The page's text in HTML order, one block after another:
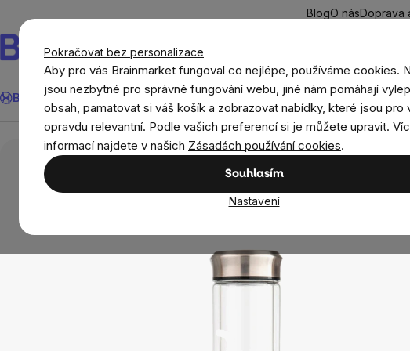
Pokračovat bez personalizace
Aby pro vás Brainmarket fungoval co nejlépe, používáme cookies.
jsou nezbytné pro správné fungování webu, jiné nám pomáhají
obsah, pamatovat si váš košík a zobrazovat nabídky, které jsou pro
opravdu relevantní. Podle vašich preferencí si je můžete upravit.
informací najdete v našich Zásadách používání cookies.
Souhlasím
Nastavení
obsah
BlogO násDoprava
Hledat
BrainMax® Léto Ušetři CíleDoplňky stravy a výživaNovinkyMuži
Domov Boxy na jídlo, lahve, šejkry, tašky BrainMax